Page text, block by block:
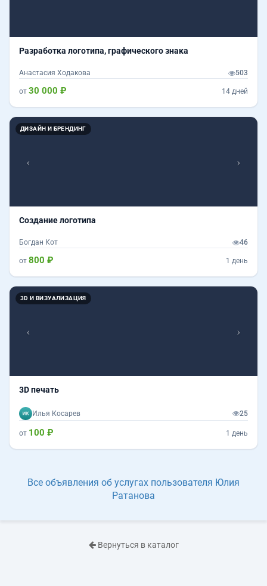
Разработка логотипа, графического знака
Анастасия Ходакова 503
от 30 000 ₽ 14 дней
ДИЗАЙН И БРЕНДИНГ
Назад
Создание логотипа
Богдан Кот 46
от 800 ₽ 1 день
3D И ВИЗУАЛИЗАЦИЯ
Назад
3D печать
Илья Косарев 25
от 100 ₽ 1 день
Все объявления об услугах пользователя Юлия
Ратанова
Вернуться в каталог